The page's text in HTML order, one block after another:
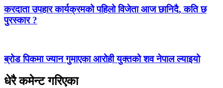
करदाता उपहार कार्यक्रमको पहिलो विजेता आज छानिदै, कति छ
पुरस्कार ?
ब्रोड पिकमा ज्यान गुमाएका आरोही युक्तको शव नेपाल ल्याइयो
धेरै कमेन्ट गरिएका